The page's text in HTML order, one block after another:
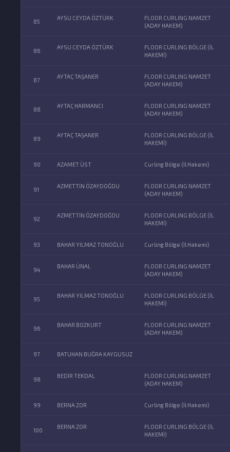
85
AYSU CEYDA ÖZTÜRK
FLOOR CURLING NAMZET
(ADAY HAKEM)
86
AYSU CEYDA ÖZTÜRK
FLOOR CURLING BÖLGE (İL
HAKEMİ)
87
AYTAÇ TAŞANER
FLOOR CURLING NAMZET
(ADAY HAKEM)
88
AYTAÇ HARMANCI
FLOOR CURLING NAMZET
(ADAY HAKEM)
89
AYTAÇ TAŞANER
FLOOR CURLING BÖLGE (İL
HAKEMİ)
90 AZAMET ÜST Curling Bölge (İl Hakemi)
91
AZMETTİN ÖZAYDOĞDU
FLOOR CURLING NAMZET
(ADAY HAKEM)
92
AZMETTİN ÖZAYDOĞDU
FLOOR CURLING BÖLGE (İL
HAKEMİ)
93 BAHAR YILMAZ TONOĞLU Curling Bölge (İl Hakemi)
94
BAHAR ÜNAL
FLOOR CURLING NAMZET
(ADAY HAKEM)
95
BAHAR YILMAZ TONOĞLU
FLOOR CURLING BÖLGE (İL
HAKEMİ)
96
BAHAR BOZKURT
FLOOR CURLING NAMZET
(ADAY HAKEM)
97 BATUHAN BUĞRA KAYGUSUZ
98
BEDİR TEKDAL
FLOOR CURLING NAMZET
(ADAY HAKEM)
99 BERNA ZOR Curling Bölge (İl Hakemi)
100
BERNA ZOR
FLOOR CURLING BÖLGE (İL
HAKEMİ)